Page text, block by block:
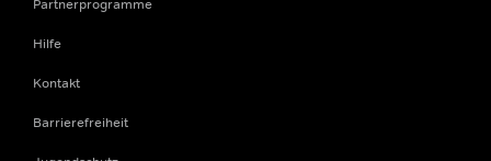
Partnerprogramme
Hilfe
Kontakt
Barrierefreiheit